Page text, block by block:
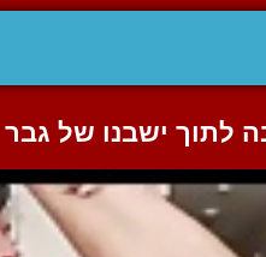
לתוך ישבנו של גבר